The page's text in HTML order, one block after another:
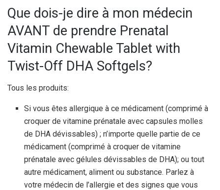
Que dois-je dire à mon médecin
AVANT de prendre Prenatal
Vitamin Chewable Tablet with
Twist-Off DHA Softgels?
Tous les produits:
Si vous êtes allergique à ce médicament (comprimé à
croquer de vitamine prénatale avec capsules molles
de DHA dévissables) ; n’importe quelle partie de ce
médicament (comprimé à croquer de vitamine
prénatale avec gélules dévissables de DHA); ou tout
autre médicament, aliment ou substance. Parlez à
votre médecin de l’allergie et des signes que vous